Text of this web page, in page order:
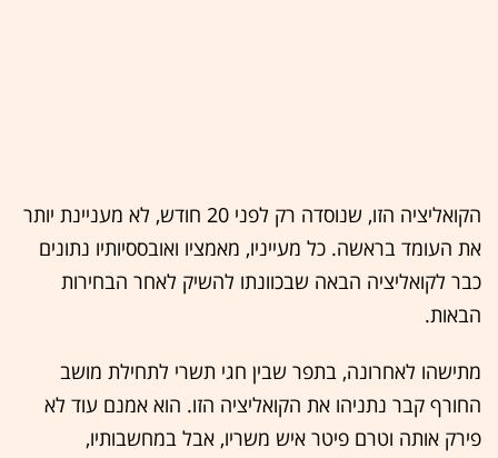
הקואליציה הזו, שנוסדה רק לפני 20 חודש, לא מעניינת יותר
את העומד בראשה. כל מעייניו, מאמציו ואובססיותיו נתונים
כבר לקואליציה הבאה שבכוונתו להשיק לאחר הבחירות
הבאות.
מתישהו לאחרונה, בתפר שבין חגי תשרי לתחילת מושב
החורף קבר נתניהו את הקואליציה הזו. הוא אמנם עוד לא
פירק אותה וטרם פיטר איש משריו, אבל במחשבותיו,